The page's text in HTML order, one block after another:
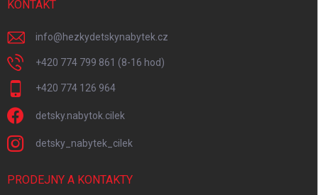
KONTAKT
info@hezkydetskynabytek.cz
+420 774 799 861 (8-16 hod)
+420 774 126 964
detsky.nabytok.cilek
detsky_nabytek_cilek
PRODEJNY A KONTAKTY